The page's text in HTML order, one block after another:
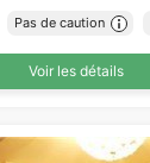
Pas de caution
Voir les détails